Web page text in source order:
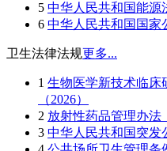
5 中华人民共和国能源
6 中华人民共和国国家
卫生法律法规更多...
1 生物医学新技术临床
（2026）
2 放射性药品管理办法
3 中华人民共和国突发